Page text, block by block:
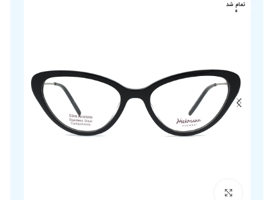
تمام شد
ه